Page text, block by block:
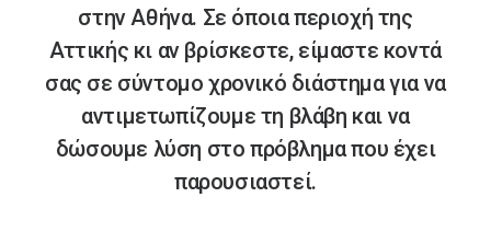
στην Αθήνα. Σε όποια περιοχή της
Αττικής κι αν βρίσκεστε, είμαστε κοντά
σας σε σύντομο χρονικό διάστημα για να
αντιμετωπίζουμε τη βλάβη και να
δώσουμε λύση στο πρόβλημα που έχει
παρουσιαστεί.